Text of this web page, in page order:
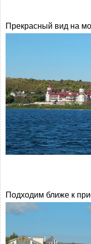
Прекрасный вид на
Подходим ближе к